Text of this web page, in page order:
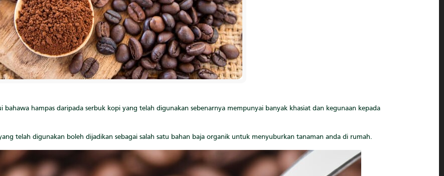
hampas daripada serbuk kopi yang telah digunakan sebenarnya mempunyai banyak khasiat dan kegunaan kepada
telah digunakan boleh dijadikan sebagai salah satu bahan baja organik untuk menyuburkan tanaman anda di rumah.